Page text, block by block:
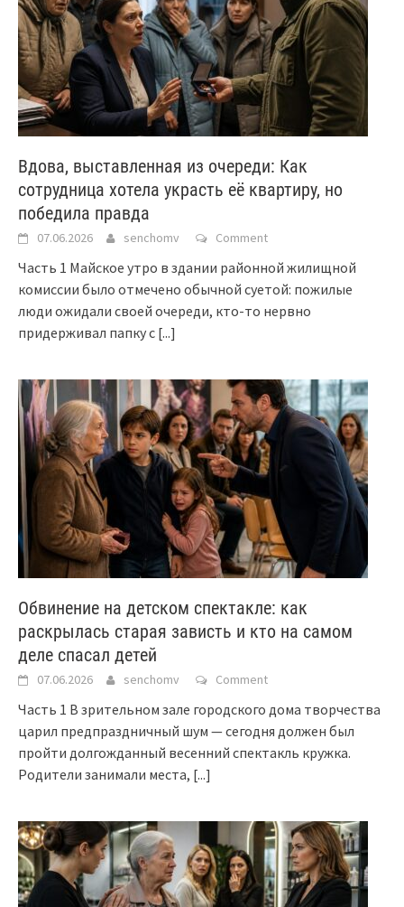
Вдова, выставленная из очереди: Как
сотрудница хотела украсть её квартиру, но
победила правда
07.06.2026 senchomv Comment
Часть 1 Майское утро в здании районной жилищной
комиссии было отмечено обычной суетой: пожилые
люди ожидали своей очереди, кто-то нервно
придерживал папку с [...]
Обвинение на детском спектакле: как
раскрылась старая зависть и кто на самом
деле спасал детей
07.06.2026 senchomv Comment
Часть 1 В зрительном зале городского дома творчества
царил предпраздничный шум — сегодня должен был
пройти долгожданный весенний спектакль кружка.
Родители занимали места, [...]